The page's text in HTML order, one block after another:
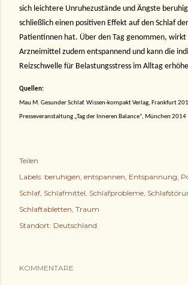
sich leichtere Unruhezustände und Ängste
schließlich einen positiven Effekt auf den Schlaf
Patientinnen hat. Über den Tag genommen,
Arzneimittel zudem entspannend und kann die
Reizschwelle für Belastungsstress im Alltag
Quellen:
Mau M. Gesunder Schlaf. Wissen-kompakt Verlag, Frankfurt
Presseveranstaltung „Tag der Inneren Balance“, München 2014
Teilen
Labels: beruhigen entspannen Entspannung
Schlaf Schlafmittel Schlafprobleme
Schlaftabletten Traum
Standort: Deutschland
KOMMENTARE